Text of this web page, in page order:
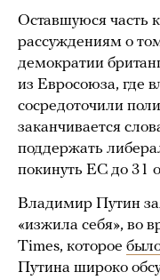
Оставшуюся часть
рассуждениям о
демократии
из Евросоюза, где
сосредоточили
заканчивается
поддержать
покинуть ЕС до 31
Владимир Путин
«изжила себя», во
Times, которое
Путина широко